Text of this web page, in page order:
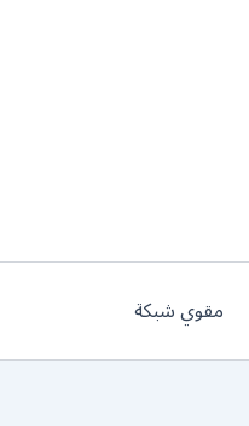
مقوي شبكة